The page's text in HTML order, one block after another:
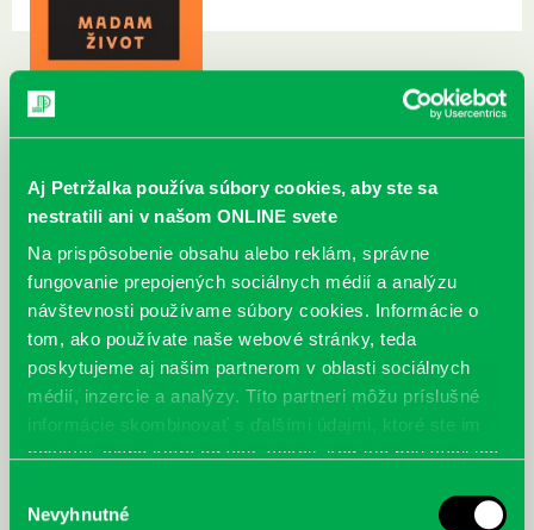
Aj Petržalka používa súbory cookies, aby ste sa
nestratili ani v našom ONLINE svete
Na prispôsobenie obsahu alebo reklám, správne
fungovanie prepojených sociálnych médií a analýzu
návštevnosti používame súbory cookies. Informácie o
tom, ako používate naše webové stránky, teda
poskytujeme aj našim partnerom v oblasti sociálnych
médií, inzercie a analýzy. Títo partneri môžu príslušné
informácie skombinovať s ďalšími údajmi, ktoré ste im
poskytli, alebo ktoré od vás získali, keď ste používali ich
súhlasu
Nevyhnutné